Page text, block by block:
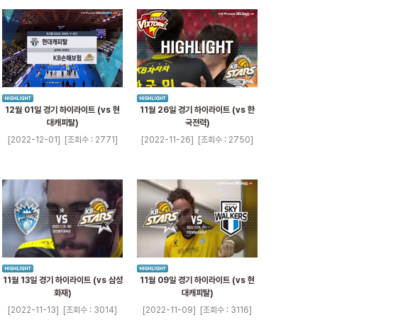
12월 01일 경기 하이라이트 (vs 현
대캐피탈)
[2022-12-01]
[조회수 : 2771]
11월 26일 경기 하이라이트 (vs 한
국전력)
[2022-11-26]
[조회수 : 2750]
11월 13일 경기 하이라이트 (vs 삼성
화재)
[2022-11-13]
[조회수 : 3014]
11월 09일 경기 하이라이트 (vs 현
대캐피탈)
[2022-11-09]
[조회수 : 3116]